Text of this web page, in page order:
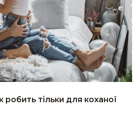
робить тільки для коханої